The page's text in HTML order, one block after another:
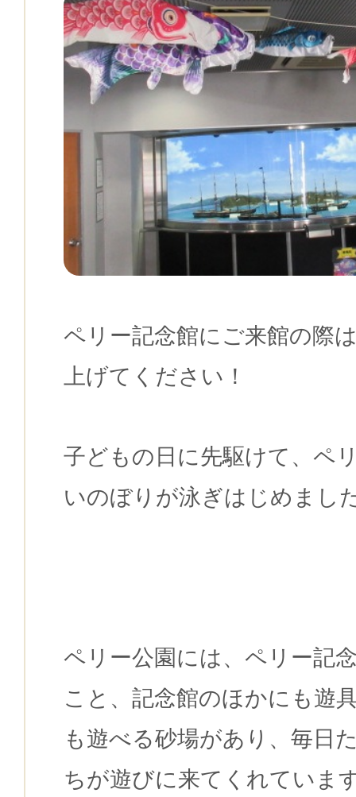
ペリー記念館にご来館の際
上げてください！
子どもの日に先駆けて、ペ
いのぼりが泳ぎはじめまし
ペリー公園には、ペリー記
こと、記念館のほかにも遊
も遊べる砂場があり、毎日
ちが遊びに来てくれていま